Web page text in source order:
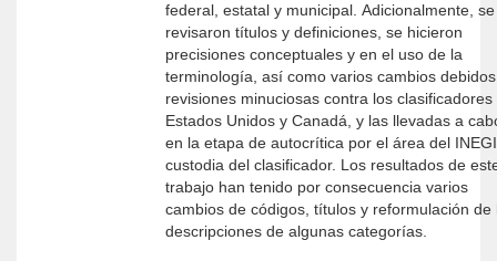
federal, estatal y municipal. Adicionalmente, se
revisaron títulos y definiciones, se hicieron
precisiones conceptuales y en el uso de la
terminología, así como varios cambios
revisiones minuciosas contra los clasificadores
Estados Unidos y Canadá, y las llevadas a
en la etapa de autocrítica por el área del INEGI
custodia del clasificador. Los resultados de
trabajo han tenido por consecuencia varios
cambios de códigos, títulos y reformulación de las
descripciones de algunas categorías.